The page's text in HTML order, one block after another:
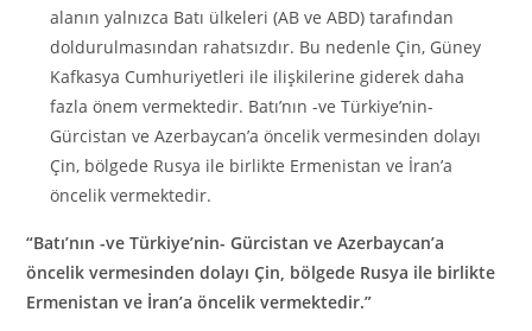
alanın yalnızca Batı ülkeleri (AB ve ABD) tarafından
doldurulmasından rahatsızdır. Bu nedenle Çin, Güney
Kafkasya Cumhuriyetleri ile ilişkilerine giderek daha
fazla önem vermektedir. Batı’nın -ve Türkiye’nin-
Gürcistan ve Azerbaycan’a öncelik vermesinden dolayı
Çin, bölgede Rusya ile birlikte Ermenistan ve İran’a
öncelik vermektedir.
“Batı’nın -ve Türkiye’nin- Gürcistan ve Azerbaycan’a
öncelik vermesinden dolayı Çin, bölgede Rusya ile birlikte
Ermenistan ve İran’a öncelik vermektedir.”